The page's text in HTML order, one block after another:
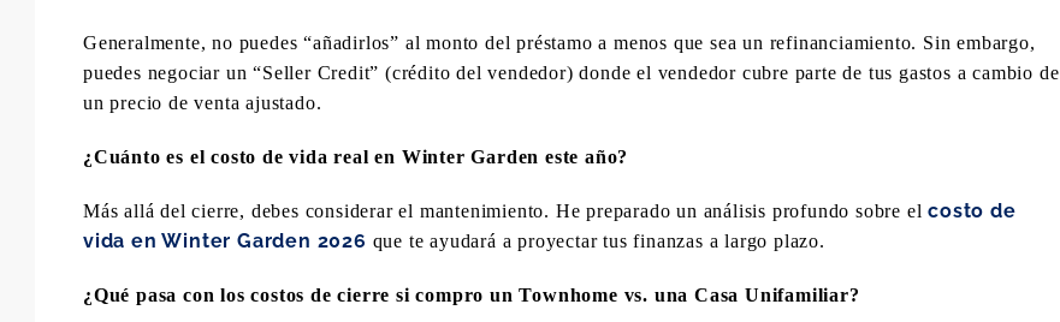
Generalmente, no puedes “añadirlos” al monto del préstamo a menos que sea un refinanciamiento. Sin embargo,
puedes negociar un “Seller Credit” (crédito del vendedor) donde el vendedor cubre parte de tus gastos a cambio de
un precio de venta ajustado.
¿Cuánto es el costo de vida real en Winter Garden este año?
Más allá del cierre, debes considerar el mantenimiento. He preparado un análisis profundo sobre elcosto de
vida en Winter Garden 2026 que te ayudará a proyectar tus finanzas a largo plazo.
¿Qué pasa con los costos de cierre si compro un Townhome vs. una Casa Unifamiliar?